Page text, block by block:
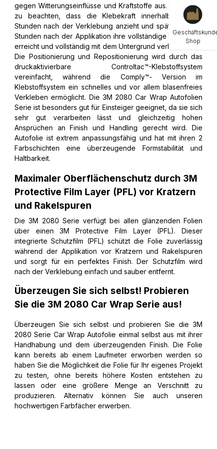
gegen Witterungseinflüsse und Kraftstoffe aus. Hierbei ist
zu beachten, dass die Klebekraft innerhalb weniger
Stunden nach der Verklebung anzieht und spätestens 48
Stunden nach der Applikation ihre vollständige Klebekraft
erreicht und vollständig mit dem Untergrund verbunden ist.
Die Positionierung und Repositionierung wird durch das
druckaktivierbare Controltac™-Klebstoffsystem
vereinfacht, während die Comply™- Version im
Klebstoffsystem ein schnelles und vor allem blasenfreies
Verkleben ermöglicht. Die 3M 2080 Car Wrap Autofolien
Serie ist besonders gut für Einsteiger geeignet, da sie sich
sehr gut verarbeiten lässt und gleichzeitig hohen
Ansprüchen an Finish und Handling gerecht wird. Die
Autofolie ist extrem anpassungsfähig und hat mit ihren 2
Farbschichten eine überzeugende Formstabilität und
Haltbarkeit.
Maximaler Oberflächenschutz durch 3M
Protective Film Layer (PFL) vor Kratzern
und Rakelspuren
Die 3M 2080 Serie verfügt bei allen glänzenden Folien
über einen 3M Protective Film Layer (PFL). Dieser
integrierte Schutzfilm (PFL) schützt die Folie zuverlässig
während der Applikation vor Kratzern und Rakelspuren
und sorgt für ein perfektes Finish. Der Schutzfilm wird
nach der Verklebung einfach und sauber entfernt.
Überzeugen Sie sich selbst! Probieren
Sie die 3M 2080 Car Wrap Serie aus!
Überzeugen Sie sich selbst und probieren Sie die 3M
2080 Serie Car Wrap Autofolie einmal selbst aus mit ihrer
Handhabung und dem überzeugenden Finish. Die Folie
kann bereits ab einem Laufmeter erworben werden so
haben Sie die Möglichkeit die Folie für Ihr eigenes Projekt
zu testen, ohne bereits höhere Kosten entstehen zu
lassen oder eine größere Menge an Verschnitt zu
produzieren. Alternativ können Sie auch unseren
hochwertigen Farbfächer erwerben.
Shop